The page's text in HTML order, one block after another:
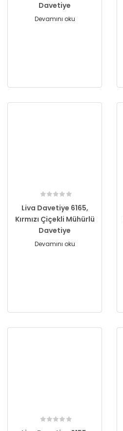
Davetiye
Devamını oku
Liva Davetiye 6165,
Kırmızı Çiçekli Mühürlü
Davetiye
Devamını oku